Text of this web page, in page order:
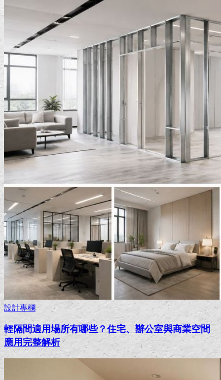
設計專欄
輕隔間適用場所有哪些？住宅、辦公室與商業空間
應用完整解析